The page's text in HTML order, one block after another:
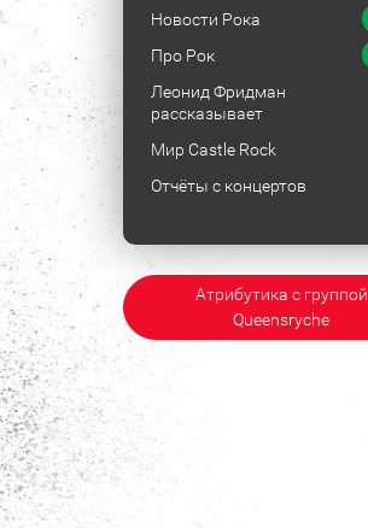
Новости Рока
Про Рок
Леонид Фридман
рассказывает
Мир Castle Rock
Отчёты с концертов
Атрибутика с группой
Queensryche